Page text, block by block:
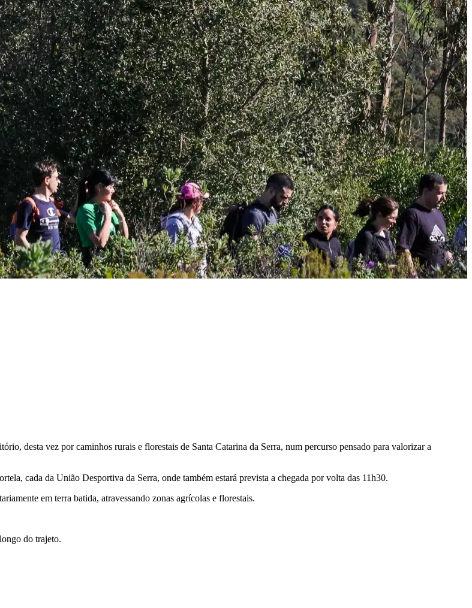
desta vez por caminhos rurais e florestais de Santa Catarina da Serra, num percurso pensado para valorizar a
cada da União Desportiva da Serra, onde também estará prevista a chegada por volta das 11h30.
em terra batida, atravessando zonas agrícolas e florestais.
do trajeto.